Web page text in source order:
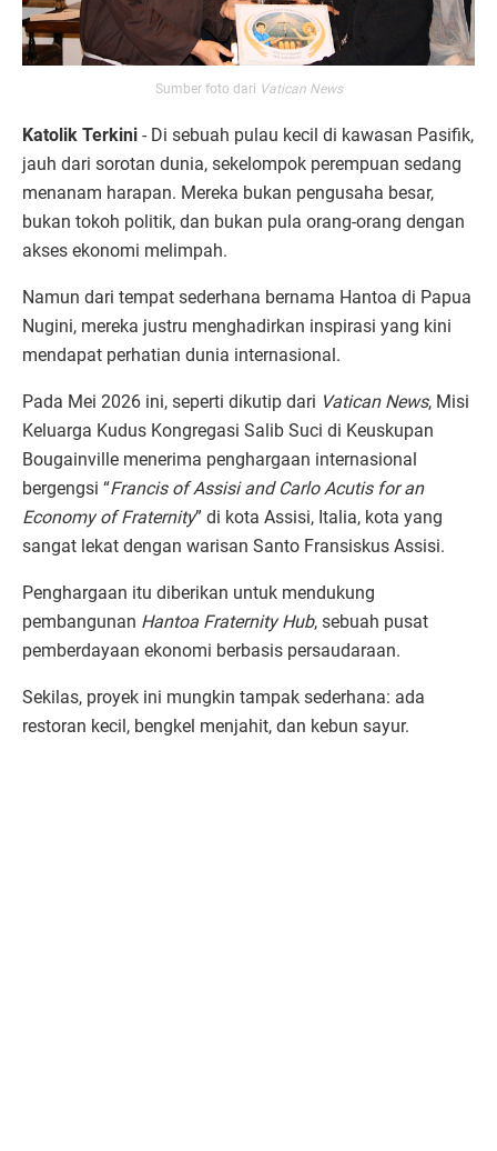
Sumber foto dari Vatican News
Katolik Terkini - Di sebuah pulau kecil di kawasan Pasifik,
jauh dari sorotan dunia, sekelompok perempuan sedang
menanam harapan. Mereka bukan pengusaha besar,
bukan tokoh politik, dan bukan pula orang-orang dengan
akses ekonomi melimpah.
Namun dari tempat sederhana bernama Hantoa di Papua
Nugini, mereka justru menghadirkan inspirasi yang kini
mendapat perhatian dunia internasional.
Pada Mei 2026 ini, seperti dikutip dari Vatican News, Misi
Keluarga Kudus Kongregasi Salib Suci di Keuskupan
Bougainville menerima penghargaan internasional
bergengsi “Francis of Assisi and Carlo Acutis for an
Economy of Fraternity” di kota Assisi, Italia, kota yang
sangat lekat dengan warisan Santo Fransiskus Assisi.
Penghargaan itu diberikan untuk mendukung
pembangunan Hantoa Fraternity Hub, sebuah pusat
pemberdayaan ekonomi berbasis persaudaraan.
Sekilas, proyek ini mungkin tampak sederhana: ada
restoran kecil, bengkel menjahit, dan kebun sayur.